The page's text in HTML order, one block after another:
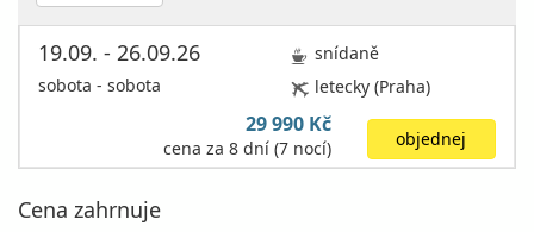
19.09. - 26.09.26
sobota - sobota
snídaně
letecky (Praha)
29 990 Kč
cena za 8 dní (7 nocí) objednej
Cena zahrnuje